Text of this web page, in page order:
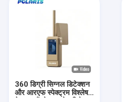
360 डिग्री सिग्नल डिटेक्शन
और आरएफ स्पेक्ट्रम विश्लेषण